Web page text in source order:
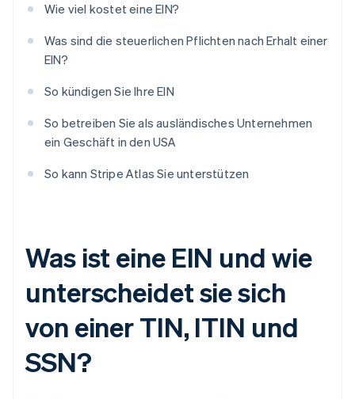
Wie viel kostet eine EIN?
Was sind die steuerlichen Pflichten nach Erhalt einer
EIN?
So kündigen Sie Ihre EIN
So betreiben Sie als ausländisches Unternehmen
ein Geschäft in den USA
So kann Stripe Atlas Sie unterstützen
Was ist eine EIN und wie
unterscheidet sie sich
von einer TIN, ITIN und
SSN?